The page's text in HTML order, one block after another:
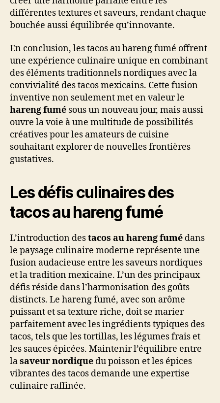
différentes textures et saveurs, rendant chaque
bouchée aussi équilibrée qu’innovante.
En conclusion, les tacos au hareng fumé offrent
une expérience culinaire unique en combinant
des éléments traditionnels nordiques avec la
convivialité des tacos mexicains. Cette fusion
inventive non seulement met en valeur le
hareng fumé sous un nouveau jour, mais aussi
ouvre la voie à une multitude de possibilités
créatives pour les amateurs de cuisine
souhaitant explorer de nouvelles frontières
gustatives.
Les défis culinaires des
tacos au hareng fumé
L’introduction destacos au hareng fumé dans
le paysage culinaire moderne représente une
fusion audacieuse entre les saveurs nordiques
et la tradition mexicaine. L’un des principaux
défis réside dans l’harmonisation des goûts
distincts. Le hareng fumé, avec son arôme
puissant et sa texture riche, doit se marier
parfaitement avec les ingrédients typiques des
tacos, tels que les tortillas, les légumes frais et
les sauces épicées. Maintenir l’équilibre entre
lasaveur nordique du poisson et les épices
vibrantes des tacos demande une expertise
culinaire raffinée.